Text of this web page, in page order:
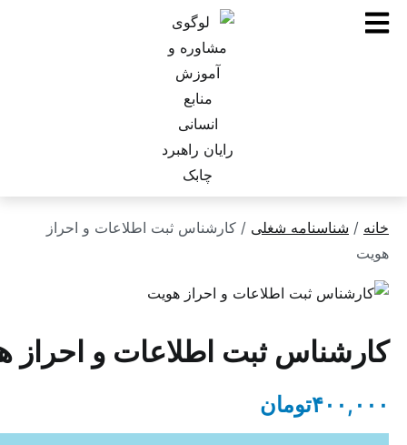
شغلی/ کارشناس ثبت اطلاعات و احراز
ثبت اطلاعات و احراز هویت
تومان